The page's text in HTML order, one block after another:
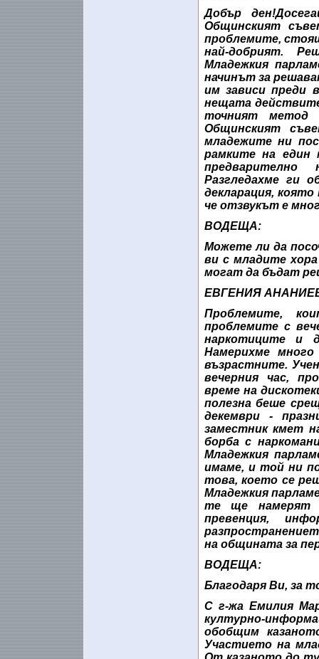
Добър
Общинският
проблемите,
най-добрият.
Младежкия
начинът за
им зависи преди
нещата
точният метод
Общинският
младежите ни
рамките на един
предварително
Разгледахме ги
декларация,
че отзвукът е
ВОДЕЩА:
Можете ли да
ви с младите
могат да бъдат
ЕВГЕНИЯ
Проблемите,
проблемите с
наркотиците и
Намерихме
възрастните.
вечерния час,
време на
полезна беше
декември -
заместник кмет
борба с
Младежкия
имаме, и той ни
това, което се
Младежкия
те ще намерят
превенция,
на общината за
ВОДЕЩА:
Благодаря Ви, за
С г-жа Емилия
културно-
обобщим
Участието на